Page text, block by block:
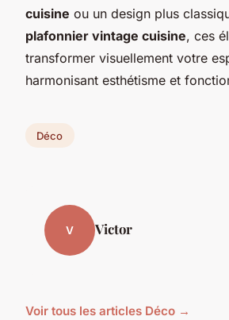
cuisine ou un design plus
plafonnier vintage cuisine, ces
transformer visuellement votre
harmonisant esthétisme et
Déco
V Victor
Voir tous les articles Déco →